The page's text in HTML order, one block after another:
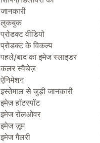
जानकारी
लुकबुक
प्रोडक्ट वीडियो
प्रोडक्ट के विकल्प
पहले/बाद का इमेज स्लाइडर
कलर स्वैचेज़
ऐनिमेशन
इस्तेमाल से जुड़ी जानकारी
इमेज हॉटस्पॉट
इमेज रोलओवर
इमेज ज़ूम
इमेज गैलरी